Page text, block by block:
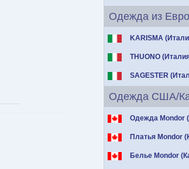
Одежда из
KARISMA
THUONO
SAGESTER
Одежда США/
Одежда Mondor
Платья Mondor
Белье Mondor